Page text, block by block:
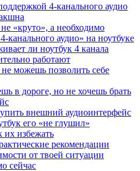
4‑канального аудио
«круто», а необходимо
канального аудио» на ноутбуке
ли ноутбук 4 канала
работают
можешь позволить себе
в дороге, но не хочешь брать
внешний аудиоинтерфейс
его «не глушил»
избежать
рекомендации
от твоей ситуации
сейчас